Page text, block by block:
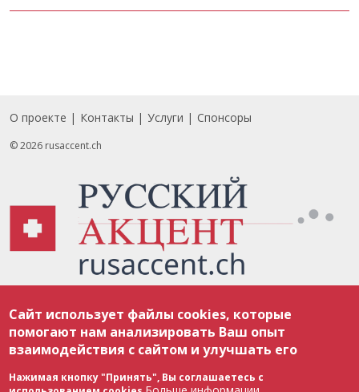
Footer
О проекте Контакты Услуги Спонсоры
© 2026 rusaccent.ch
соответствии с законодательством Швейцарии об авторском праве и
международными соглашениями. Полное или частичное использование
материалов возможно только с разрешения редакции. В случае полного
или частичного воспроизведения материалов сайта rusaccent.ch,
ОБЯЗАТЕЛЬНА АКТИВНАЯ ГИПЕРССЫЛКА на конкретный заимствованный
текст. Фотоизображения, размещенные редакцией rusaccent.ch, являются
ее исключительной собственностью. Полное или частичное
Сайт использует файлы cookies, которые
помогают нам анализировать Ваш опыт
взаимодействия с сайтом и улучшать его
Нажимая кнопку "Принять", Вы соглашаетесь с